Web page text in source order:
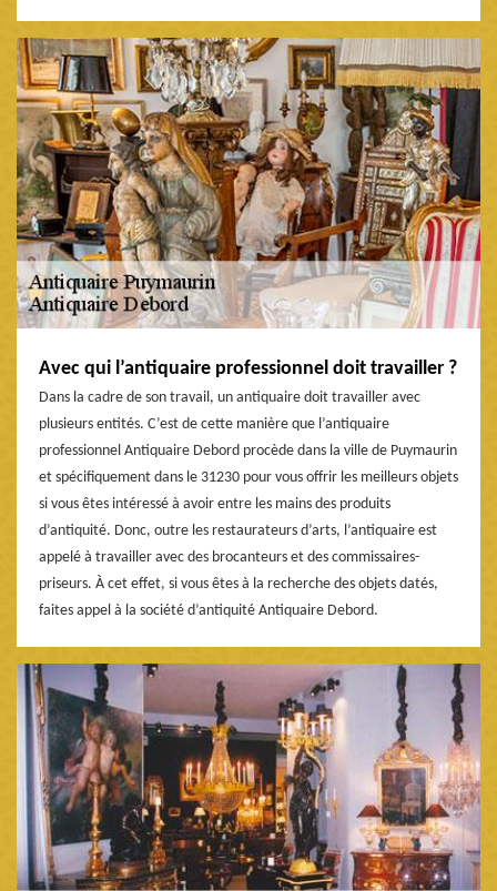
Avec qui l’antiquaire professionnel doit travailler ?
Dans la cadre de son travail, un antiquaire doit travailler avec
plusieurs entités. C’est de cette manière que l’antiquaire
professionnel Antiquaire Debord procède dans la ville de Puymaurin
et spécifiquement dans le 31230 pour vous offrir les meilleurs objets
si vous êtes intéressé à avoir entre les mains des produits
d’antiquité. Donc, outre les restaurateurs d’arts, l’antiquaire est
appelé à travailler avec des brocanteurs et des commissaires-
priseurs. À cet effet, si vous êtes à la recherche des objets datés,
faites appel à la société d’antiquité Antiquaire Debord.